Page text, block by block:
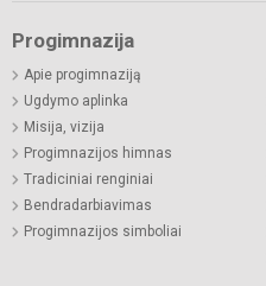
Progimnazija
Apie progimnaziją
Ugdymo aplinka
Misija, vizija
Progimnazijos himnas
Tradiciniai renginiai
Bendradarbiavimas
Progimnazijos simboliai